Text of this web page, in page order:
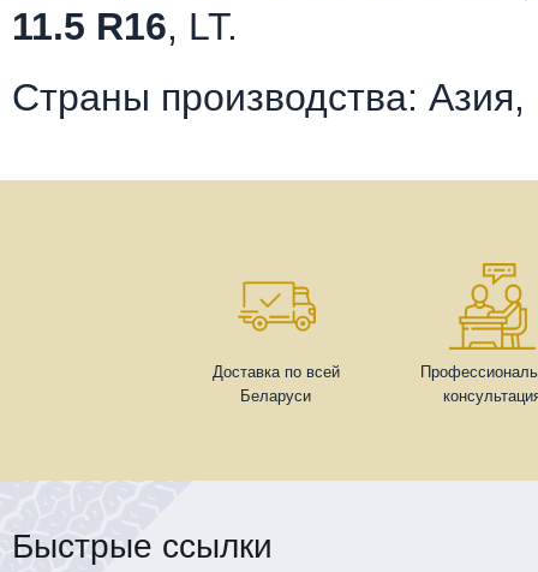
11.5 R16, LT.
Страны производства: Азия,
Доставка по всей
Беларуси
Быстрые ссылки